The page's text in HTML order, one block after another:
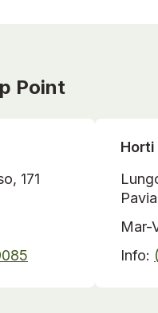
Point
171
Mar-
Info: